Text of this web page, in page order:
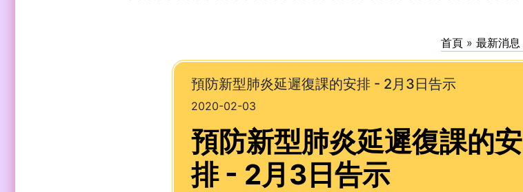
首頁 » 最新消息
預防新型肺炎延遲復課的安排 - 2月3日告示
2020-02-03
預防新型肺炎延遲復課的安
排 - 2月3日告示